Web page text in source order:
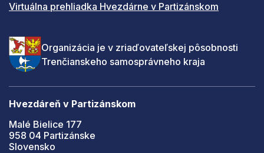
Virtuálna prehliadka Hvezdárne v Partizánskom
Organizácia je v zriaďovateľskej pôsobnosti
Trenčianskeho samosprávneho kraja
Hvezdáreň v Partizánskom
Malé Bielice 177
958 04 Partizánske
Slovensko